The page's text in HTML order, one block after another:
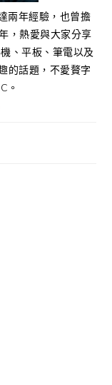
兩年經驗，也曾擔
，熱愛與大家分享
、平板、筆電以及
的話題，不愛贅字
。